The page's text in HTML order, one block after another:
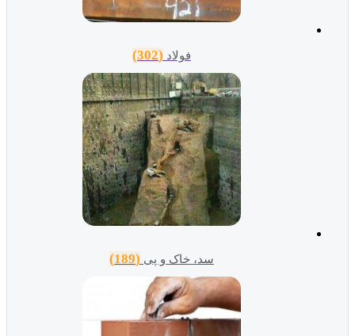
سد، خاک و پی(189)